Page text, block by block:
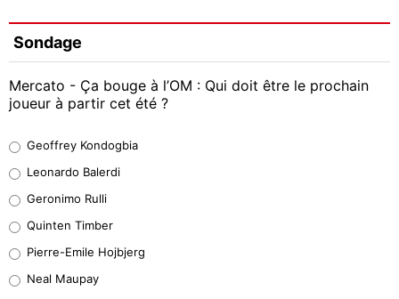
Sondage
Mercato - Ça bouge à l’OM : Qui doit être le prochain
joueur à partir cet été ?
38%
32%
4%
Geoffrey Kondogbia
Leonardo Balerdi
Geronimo Rulli
Quinten Timber
Pierre-Emile Hojbjerg
Neal Maupay